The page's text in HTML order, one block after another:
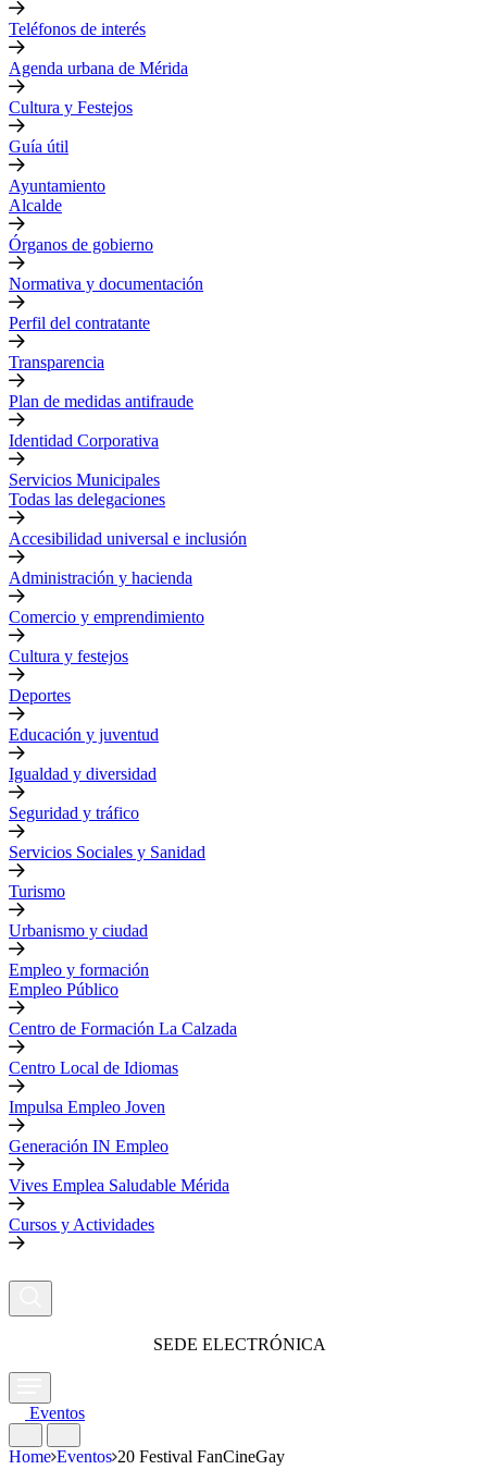
Teléfonos de interés
Agenda urbana de Mérida
Cultura y Festejos
Guía útil
Ayuntamiento
Alcalde
Órganos de gobierno
Normativa y documentación
Perfil del contratante
Transparencia
Plan de medidas antifraude
Identidad Corporativa
Servicios Municipales
Todas las delegaciones
Accesibilidad universal e inclusión
Administración y hacienda
Comercio y emprendimiento
Cultura y festejos
Deportes
Educación y juventud
Igualdad y diversidad
Seguridad y tráfico
Servicios Sociales y Sanidad
Turismo
Urbanismo y ciudad
Empleo y formación
Empleo Público
Centro de Formación La Calzada
Centro Local de Idiomas
Impulsa Empleo Joven
Generación IN Empleo
Vives Emplea Saludable Mérida
Cursos y Actividades
SEDE ELECTRÓNICA
Eventos
Home Eventos 20 Festival FanCineGay